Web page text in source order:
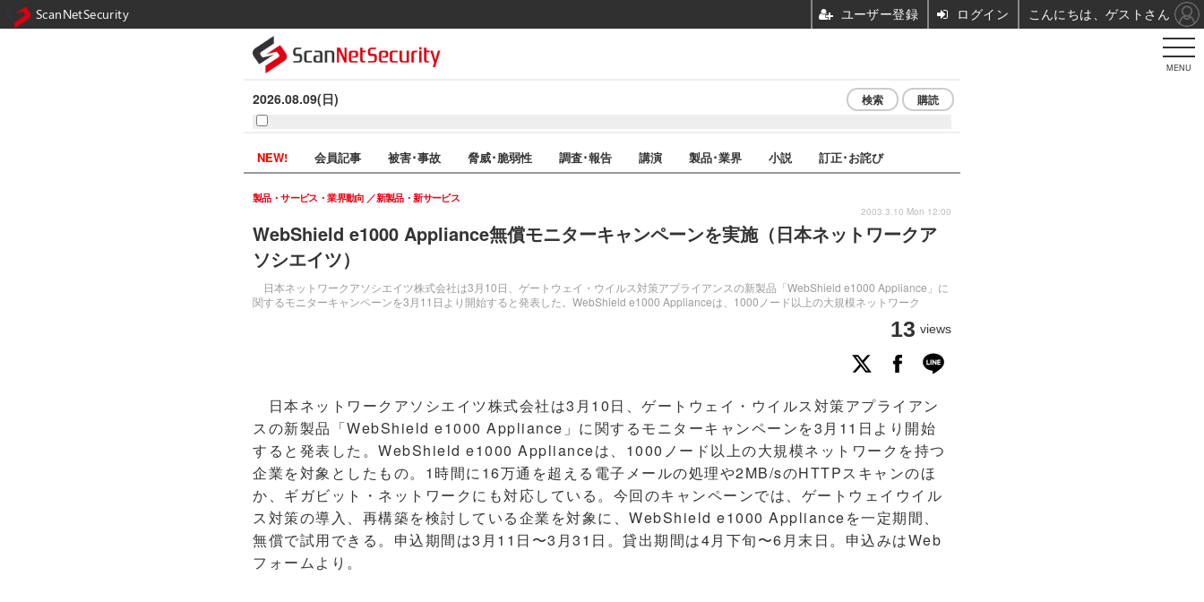
MENU
2026.08.09(日) 検索 購読
NEW! 会員記事 被害･事故 脅威･脆弱性 調査･報告 講演 製品･業界 小説 訂正･お詫び
WebShield e1000 Appliance無償モニターキャンペーンを実施（日本ネットワークア
ソシエイツ）
日本ネットワークアソシエイツ株式会社は3月10日、ゲートウェイ・ウイルス対策アプライアンスの新製品「WebShield e1000 Appliance」に
関するモニターキャンペーンを3月11日より開始すると発表した。WebShield e1000 Applianceは、1000ノード以上の大規模ネットワーク
製品・サービス・業界動向 新製品・新サービス
13 views
2003.3.10 Mon 12:00
日本ネットワークアソシエイツ株式会社は3月10日、ゲートウェイ・ウイルス対策アプライアン
スの新製品「WebShield e1000 Appliance」に関するモニターキャンペーンを3月11日より開始
すると発表した。WebShield e1000 Applianceは、1000ノード以上の大規模ネットワークを持つ
企業を対象としたもの。1時間に16万通を超える電子メールの処理や2MB/sのHTTPスキャンのほ
か、ギガビット・ネットワークにも対応している。今回のキャンペーンでは、ゲートウェイウイル
ス対策の導入、再構築を検討している企業を対象に、WebShield e1000 Applianceを一定期間、
無償で試用できる。申込期間は3月11日〜3月31日。貸出期間は4月下旬〜6月末日。申込みはWeb
フォームより。
ScanNetSecurity ユーザー登録 ログイン こんにちは、ゲストさん